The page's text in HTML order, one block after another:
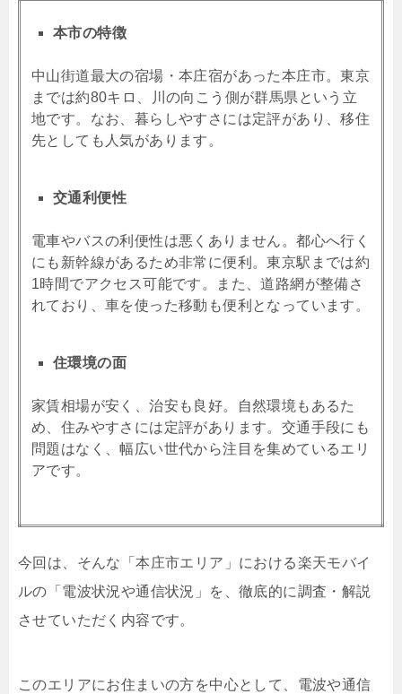
本市の特徴
中山街道最大の宿場・本庄宿があった本庄市。東京
までは約80キロ、川の向こう側が群馬県という立
地です。なお、暮らしやすさには定評があり、移住
先としても人気があります。
交通利便性
電車やバスの利便性は悪くありません。都心へ行く
にも新幹線があるため非常に便利。東京駅までは約
1時間でアクセス可能です。また、道路網が整備さ
れており、車を使った移動も便利となっています。
住環境の面
家賃相場が安く、治安も良好。自然環境もあるた
め、住みやすさには定評があります。交通手段にも
問題はなく、幅広い世代から注目を集めているエリ
アです。
今回は、そんな「本庄市エリア」における楽天モバイ
ルの「電波状況や通信状況」を、徹底的に調査・解説
させていただく内容です。
このエリアにお住まいの方を中心として、電波や通信